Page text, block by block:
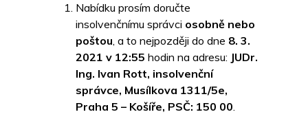
Nabídku prosím doručte
insolvenčnímu správci osobně nebo
poštou, a to nejpozději do dne 8. 3.
2021 v 12:55 hodin na adresu: JUDr.
Ing. Ivan Rott, insolvenční
správce, Musílkova 1311/5e,
Praha 5 – Košíře, PSČ: 150 00.